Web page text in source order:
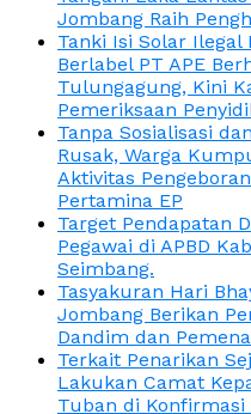
Jombang Raih
Tanki Isi Solar Ilegal
Berlabel PT APE
Tulungagung, Kini
Pemeriksaan
Tanpa Sosialisasi
Rusak, Warga
Aktivitas
Pertamina EP
Target Pendapatan
Pegawai di APBD
Seimbang.
Tasyakuran Hari
Jombang Berikan
Dandim dan
Terkait Penarikan
Lakukan Camat
Tuban di